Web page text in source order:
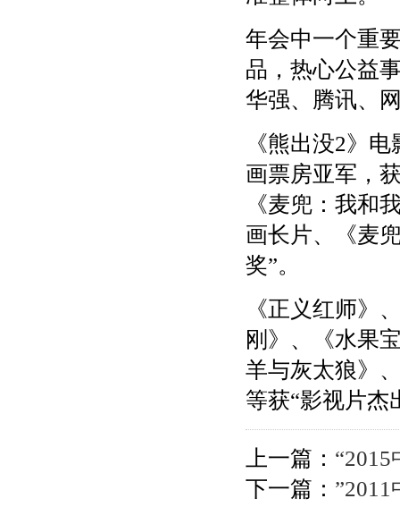
年会中一个重
品，热心公益
华强、腾讯、
《熊出没2》
画票房亚军，
《麦兜：我和
画长片、《麦
奖”。
《正义红师》
刚》、《水果
羊与灰太狼》
等获“影视片杰
上一篇：
下一篇：